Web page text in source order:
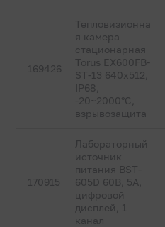
169426
Тепловизионна
я камера
стационарная
Torus EX600FB-
ST-13 640x512,
IP68,
-20~2000°C,
взрывозащита
170915
Лабораторный
источник
питания BST-
605D 60В, 5А,
цифровой
дисплей, 1
канал